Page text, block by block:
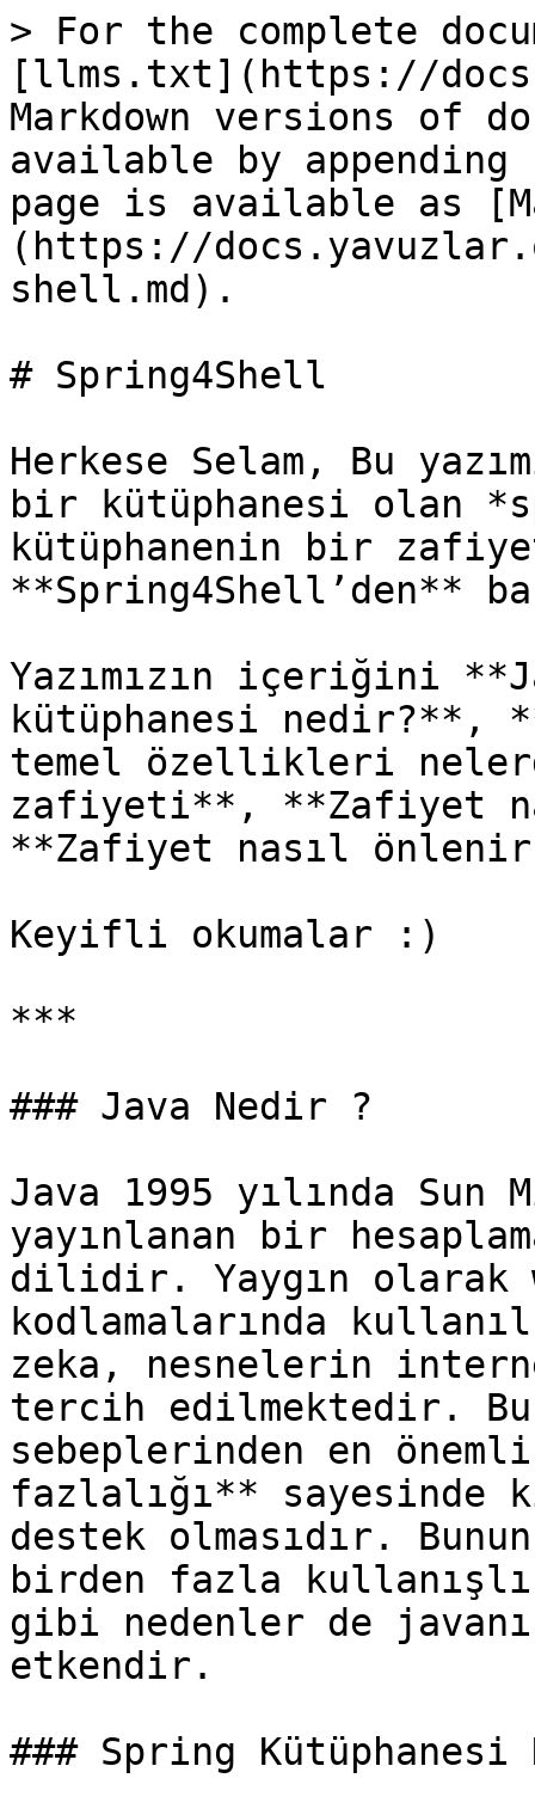
> For the complete
[llms.txt](https://
Markdown versions of
available by
page is available as
(https://
shell.md).
# Spring4Shell
Herkese Selam, Bu
bir kütüphanesi olan
kütüphanenin bir
**Spring4Shell’den**
Yazımızın içeriğini
kütüphanesi nedir?**,
temel özellikleri
zafiyeti**, **Zafiyet
**Zafiyet nasıl
Keyifli okumalar :)
***
### Java Nedir ?
Java 1995 yılında Sun
yayınlanan bir
dilidir. Yaygın olarak
kodlamalarında
zeka, nesnelerin
tercih edilmektedir. Bu
sebeplerinden en
fazlalığı**
destek olmasıdır.
birden fazla kullanışlı
gibi nedenler de
etkendir.
### Spring Kütüphanesi